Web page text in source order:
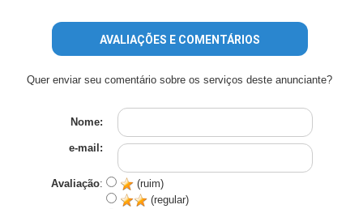
AVALIAÇÕES E COMENTÁRIOS
Quer enviar seu comentário sobre os serviços deste anunciante?
Nome:
e-mail:
Avaliação:
(ruim)
(regular)